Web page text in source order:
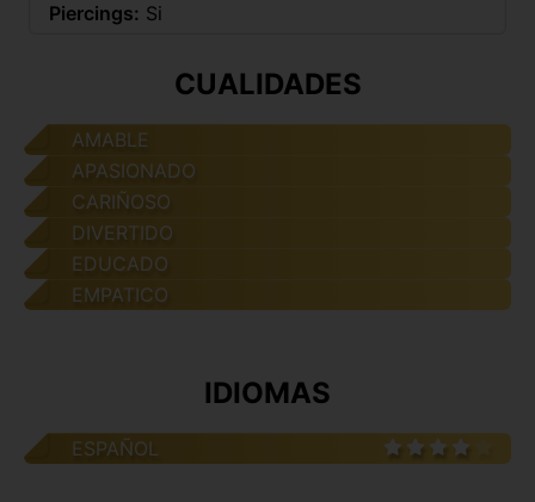
Piercings: Si
CUALIDADES
AMABLE
APASIONADO
CARIÑOSO
DIVERTIDO
EDUCADO
EMPATICO
IDIOMAS
ESPAÑOL